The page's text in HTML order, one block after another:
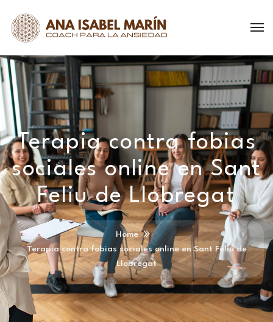
Terapia contra fobias
sociales online en Sant
Feliu de Llobregat
Home
Terapia contra fobias sociales online en Sant Feliu de
Llobregat